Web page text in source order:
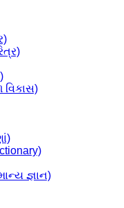
વિકાસ)
જ્ઞાન)